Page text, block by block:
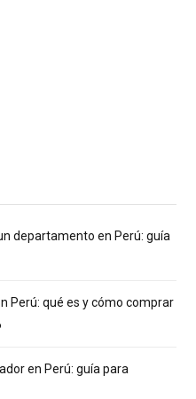
departamento en Perú: guía
Perú: qué es y cómo comprar
en Perú: guía para